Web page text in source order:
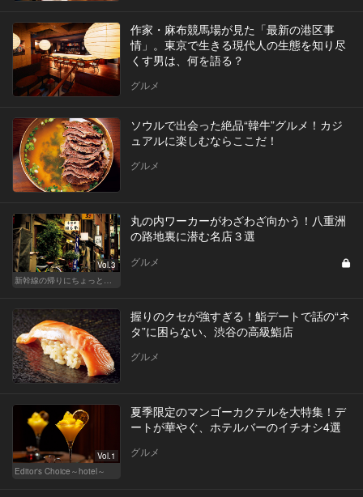
作家・麻布競馬場が見た「最新の港区事
情」。東京で生きる現代人の生態を知り尽
くす男は、何を語る？
グルメ
ソウルで出会った絶品“韓牛”グルメ！カジ
ュアルに楽しむならここだ！
グルメ
Vol.3
新幹線の帰りにちょっと１杯！東京駅、品川からアクセスがいい人気店
丸の内ワーカーがわざわざ向かう！八重洲
の路地裏に潜む名店３選
グルメ
握りのクセが強すぎる！鮨デートで話の“ネ
タ”に困らない、渋谷の高級鮨店
グルメ
Vol.1
Editor's Choice～hotel～
夏季限定のマンゴーカクテルを大特集！デ
ートが華やぐ、ホテルバーのイチオシ4選
グルメ